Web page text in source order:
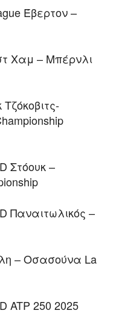
Έβερτον –
Χαμ – Μπέρνλι
Στόουκ –
Παναιτωλικός –
– Οσασούνα La
ATP 250 2025